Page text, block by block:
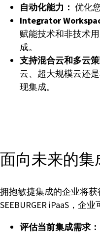
自动化能力： 优化
Integrator
赋能技术和非技术
成。
支持混合云和多云策
云、超大规模云还
现集成。
面向未来的集
拥抱敏捷集成的企业将
SEEBURGER iPaaS，企业
评估当前集成需求：